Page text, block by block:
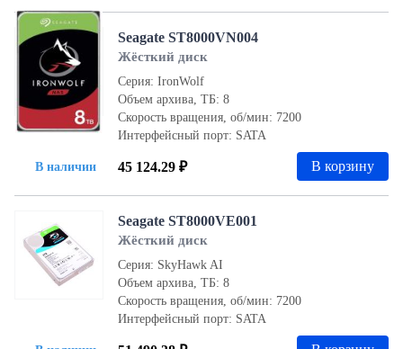
В наличии
Seagate ST8000VN004
Жёсткий диск
Серия: IronWolf
Объем архива, ТБ: 8
Скорость вращения, об/мин: 7200
Интерфейсный порт: SATA
45 124.29 ₽ В корзину
Seagate ST8000VE001
Жёсткий диск
Серия: SkyHawk AI
Объем архива, ТБ: 8
Скорость вращения, об/мин: 7200
Интерфейсный порт: SATA